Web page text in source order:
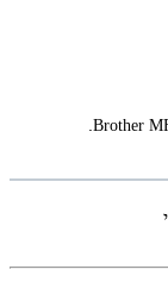
Brother
.